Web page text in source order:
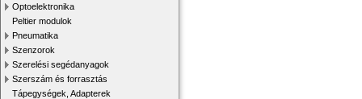
Optoelektronika
Peltier modulok
Pneumatika
Szenzorok
Szerelési segédanyagok
Szerszám és forrasztás
Tápegységek, Adapterek